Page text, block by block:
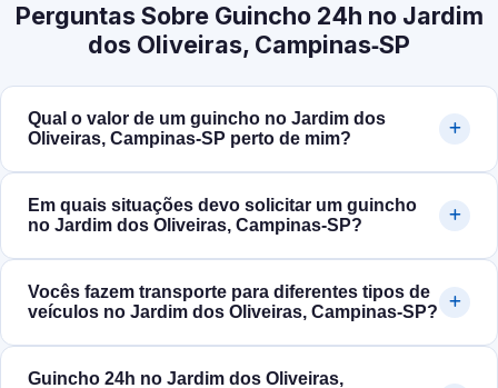
Perguntas Sobre Guincho 24h no Jardim
dos Oliveiras, Campinas‑SP
Qual o valor de um guincho no Jardim dos
Oliveiras, Campinas‑SP perto de mim?
Em quais situações devo solicitar um guincho
no Jardim dos Oliveiras, Campinas‑SP?
Vocês fazem transporte para diferentes tipos de
veículos no Jardim dos Oliveiras, Campinas‑SP?
Guincho 24h no Jardim dos Oliveiras,